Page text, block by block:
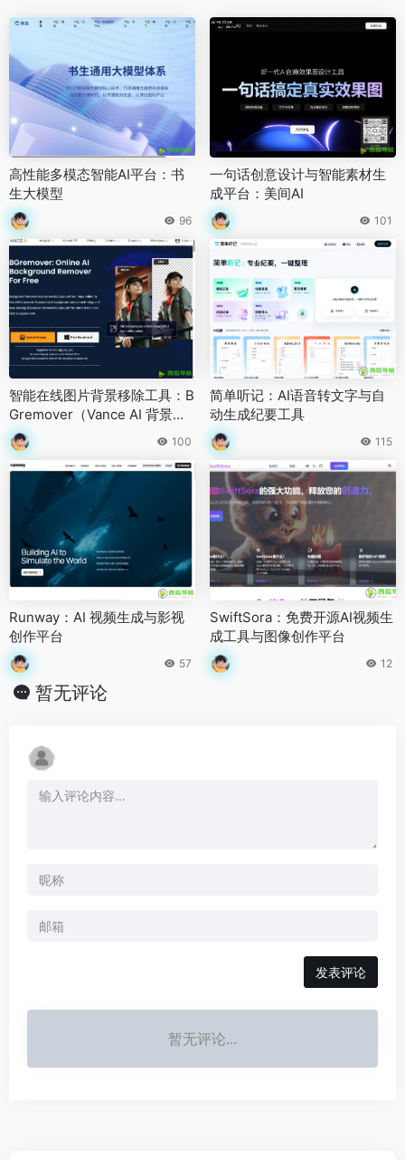
高性能多模态智能AI平台：书
生大模型
96
一句话创意设计与智能素材生
成平台：美间AI
101
智能在线图片背景移除工具：B
Gremover（Vance AI 背景去
除器）
100
简单听记：AI语音转文字与自
动生成纪要工具
115
Runway：AI 视频生成与影视
创作平台
57
SwiftSora：免费开源AI视频生
成工具与图像创作平台
12
暂无评论
发表评论
暂无评论...